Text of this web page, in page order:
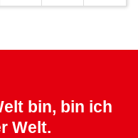
bin, bin ich
Welt.